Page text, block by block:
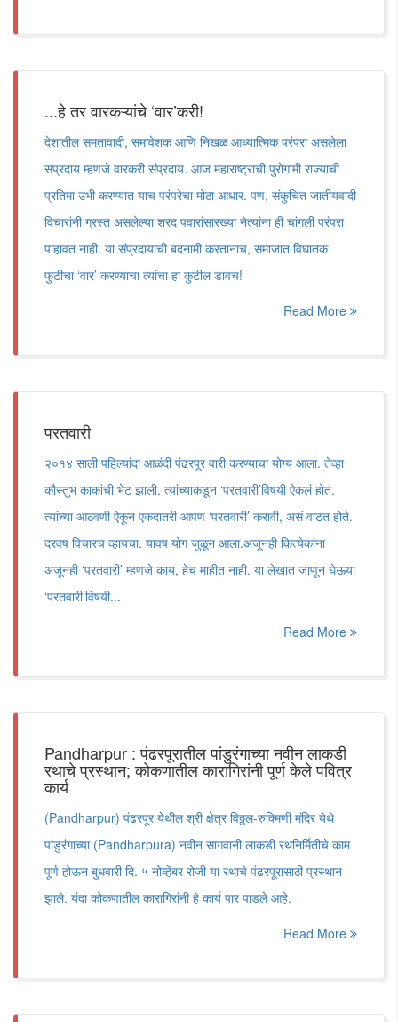
...हे तर वारकऱ्यांचे ‌‘वार‌’करी!
देशातील समतावादी, समावेशक आणि निखळ आध्यात्मिक परंपरा असलेला
संप्रदाय म्हणजे वारकरी संप्रदाय. आज महाराष्ट्राची पुरोगामी राज्याची
प्रतिमा उभी करण्यात याच परंपरेचा मोठा आधार. पण, संकुचित जातीयवादी
विचारांनी ग्रस्त असलेल्या शरद पवारांसारख्या नेत्यांना ही चांगली परंपरा
पाहावत नाही. या संप्रदायाची बदनामी करतानाच, समाजात विघातक
फुटीचा ‌‘वार‌’ करण्याचा त्यांचा हा कुटील डावच!
Read More
परतवारी
२०१४ साली पहिल्यांदा आळंदी पंढरपूर वारी करण्याचा योग्य आला. तेव्हा
कौस्तुभ काकांची भेट झाली. त्यांच्याकडून ‌‘परतवारी‌’विषयी ऐकलं होतं.
त्यांच्या आठवणी ऐकून एकदातरी आपण ‌‘परतवारी‌’ करावी, असं वाटत होते.
दरवष विचारच व्हायचा. यावष योग जुळून आला.अजूनही कित्येकांना
अजूनही ‌‘परतवारी‌’ म्हणजे काय, हेच माहीत नाही. या लेखात जाणून घेऊया
‌‘परतवारी‌’विषयी...
Read More
Pandharpur : पंढरपूरातील पांडुरंगाच्या नवीन लाकडी
रथाचे प्रस्थान; कोकणातील कारागिरांनी पूर्ण केले पवित्र
कार्य
(Pandharpur) पंढरपूर येथील श्री क्षेत्र विठ्ठल-रुक्मिणी मंदिर येथे
पांडुरंगाच्या (Pandharpura) नवीन सागवानी लाकडी रथनिर्मितीचे काम
पूर्ण होऊन बुधवारी दि. ५ नोव्हेंबर रोजी या रथाचे पंढरपूरासाठी प्रस्थान
झाले. यंदा कोकणातील कारागिरांनी हे कार्य पार पाडले आहे.
Read More